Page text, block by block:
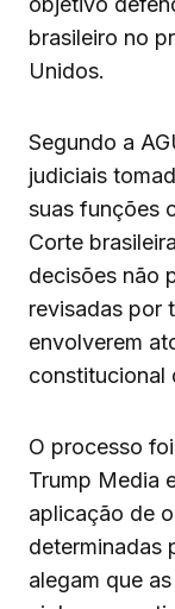
brasileiro no
Unidos.
Segundo a
judiciais
suas funções
Corte
decisões não
revisadas por
envolverem
constitucional
O processo
Trump Media
aplicação de
determinadas
alegam que